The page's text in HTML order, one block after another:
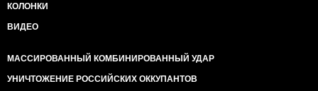
КОЛОНКИ
ВИДЕО
МАССИРОВАННЫЙ КОМБИНИРОВАННЫЙ УДАР
УНИЧТОЖЕНИЕ РОССИЙСКИХ ОККУПАНТОВ